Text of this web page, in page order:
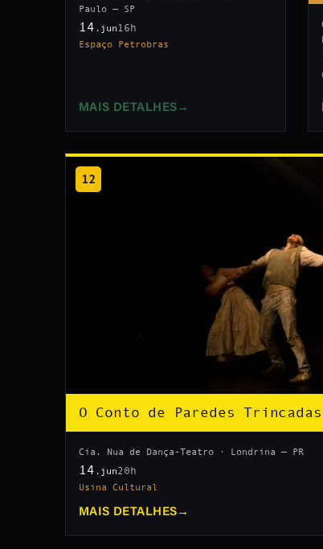
Paulo — SP
14 .jun 16h
Espaço Petrobras
MAIS DETALHES →
12
O Conto de Paredes Trincadas
Cia. Nua de Dança-Teatro · Londrina — PR
14 .jun20h
Usina Cultural
MAIS DETALHES →